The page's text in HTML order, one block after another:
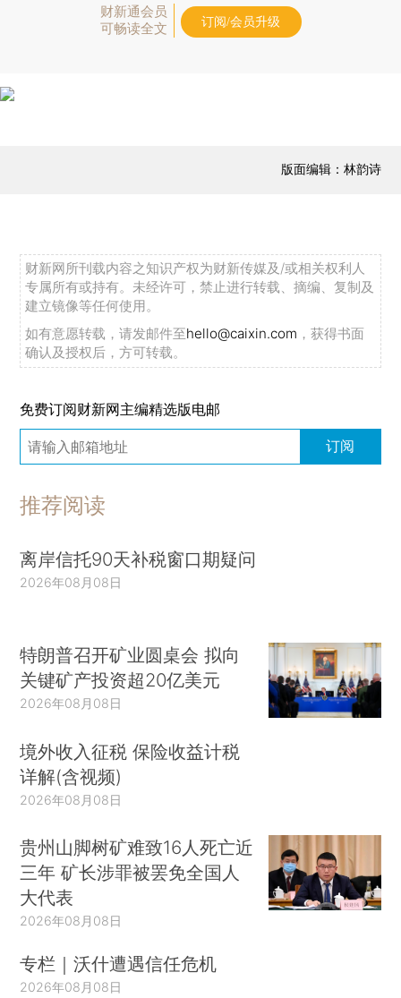
财新通会员
可畅读全文
订阅/会员升级
版面编辑：林韵诗
财新网所刊载内容之知识产权为财新传媒及/或相关权利人
专属所有或持有。未经许可，禁止进行转载、摘编、复制及
建立镜像等任何使用。
如有意愿转载，请发邮件至hello@caixin.com ，获得书面
确认及授权后，方可转载。
免费订阅财新网主编精选版电邮
订阅
推荐阅读
离岸信托90天补税窗口期疑问
2026年08月08日
特朗普召开矿业圆桌会 拟向
关键矿产投资超20亿美元
2026年08月08日
境外收入征税 保险收益计税
详解(含视频)
2026年08月08日
贵州山脚树矿难致16人死亡近
三年 矿长涉罪被罢免全国人
大代表
2026年08月08日
专栏｜沃什遭遇信任危机
2026年08月08日